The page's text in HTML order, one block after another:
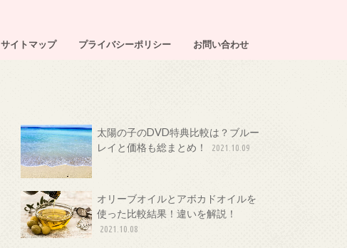
サイトマップ プライバシーポリシー お問い合わせ
太陽の子のDVD特典比較は？ブルー
レイと価格も総まとめ！
2021.10.09
オリーブオイルとアボカドオイルを
使った比較結果！違いを解説！
2021.10.08